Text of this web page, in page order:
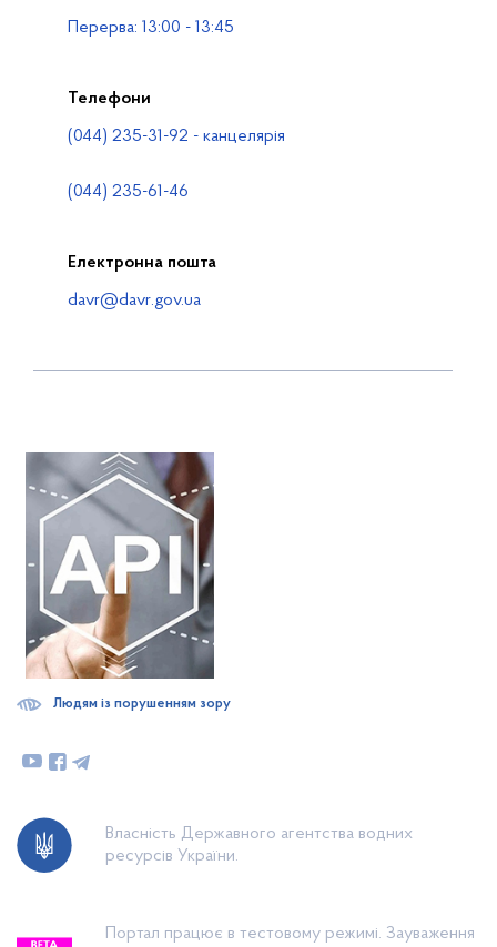
Перерва: 13:00 - 13:45
Телефони
(044) 235-31-92 - канцелярія
(044) 235-61-46
Електронна пошта
davr@davr.gov.ua
Власність Державного агентства водних
ресурсів України.
Портал працює в тестовому режимі. Зауваження
Людям із порушенням зору